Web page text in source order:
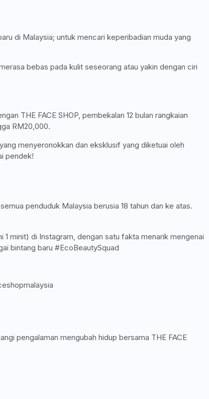
di Malaysia; untuk mencari keperibadian muda yang
bebas pada kulit seseorang atau yakin dengan ciri
THE FACE SHOP, pembekalan 12 bulan rangkaian
RM20,000.
menyeronokkan dan eksklusif yang diketuai oleh
pendek!
penduduk Malaysia berusia 18 tahun dan ke atas.
minit) di Instagram, dengan satu fakta menarik mengenai
bintang baru #EcoBeautySquad
pengalaman mengubah hidup bersama THE FACE